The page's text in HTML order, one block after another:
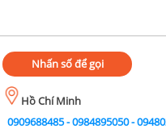
Nhấn số để gọi
Hồ Chí Minh
0909688485-0984895050-